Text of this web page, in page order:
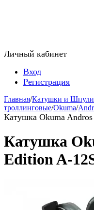
Личный кабинет
Вход
Регистрация
Главная/Катушки и Шпули
троллинговые/Okuma/
Катушка Okuma
Катушка
Edition A-